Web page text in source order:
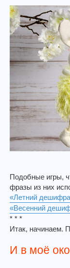
Подобные игры,
фразы из них
«Летний
«Весенний
* * *
Итак, начинаем.
И в моё